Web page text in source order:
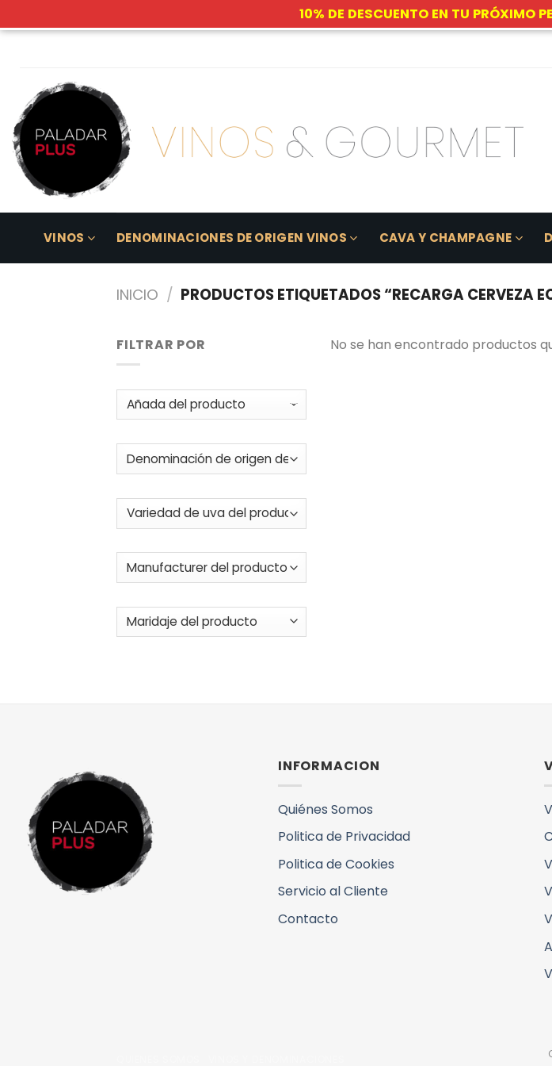
Skip
VINOS DENOMINACIONES DE ORIGEN VINOS CAVA Y CHAMPAGNE
INICIO / PRODUCTOS ETIQUETADOS “RECARGA CERVEZA
FILTRAR POR No se han encontrado productos
INFORMACION
Quiénes Somos
Politica de Privacidad
Politica de Cookies
Servicio al Cliente
Contacto
10% DE DESCUENTO EN TU PRÓXIMO